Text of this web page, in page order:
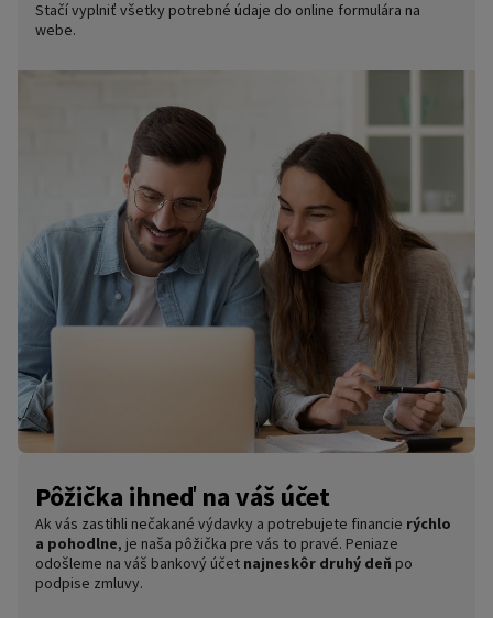
na účet.
Stačí vyplniť všetky potrebné údaje do online formulára na
webe.
Pôžička ihneď na váš účet
Ak vás zastihli nečakané výdavky a potrebujete financie rýchlo
a pohodlne, je naša pôžička pre vás to pravé. Peniaze
odošleme na váš bankový účet najneskôr druhý deň po
podpise zmluvy.